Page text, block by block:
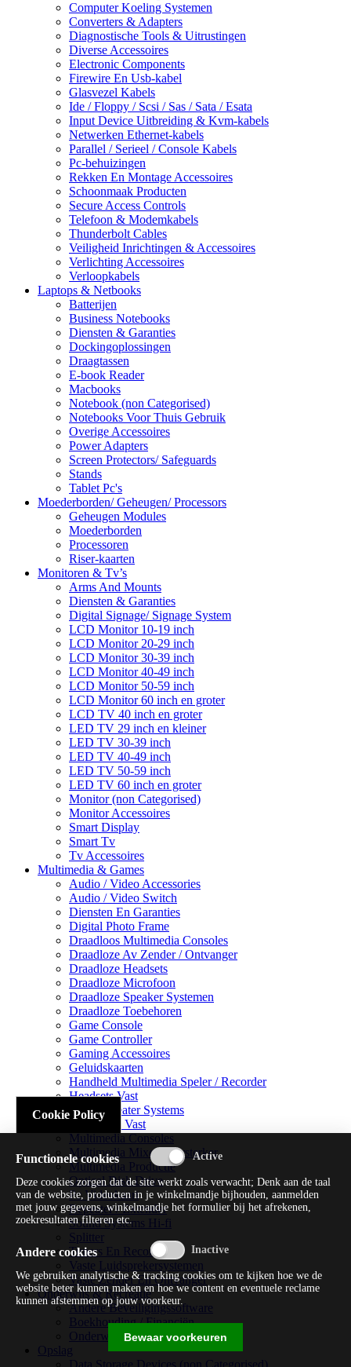
Computer Koeling Systemen
Converters & Adapters
Diagnostische Tools & Uitrustingen
Diverse Accessoires
Electronic Components
Firewire En Usb-kabel
Glasvezel Kabels
Ide / Floppy / Scsi / Sas / Sata / Esata
Input Device Uitbreiding & Kvm-kabels
Netwerken Ethernet-kabels
Parallel / Serieel / Console Kabels
Pc-behuizingen
Rekken En Montage Accessoires
Schoonmaak Producten
Secure Access Controls
Telefoon & Modemkabels
Thunderbolt Cables
Veiligheid Inrichtingen & Accessoires
Verlichting Accessoires
Verloopkabels
Laptops & Netbooks
Batterijen
Business Notebooks
Diensten & Garanties
Dockingoplossingen
Draagtassen
E-book Reader
Macbooks
Notebook (non Categorised)
Notebooks Voor Thuis Gebruik
Overige Accessoires
Power Adapters
Screen Protectors/ Safeguards
Stands
Tablet Pc's
Moederborden/ Geheugen/ Processors
Geheugen Modules
Moederborden
Processoren
Riser-kaarten
Monitoren & Tv’s
Arms And Mounts
Diensten & Garanties
Digital Signage/ Signage System
LCD Monitor 10-19 inch
LCD Monitor 20-29 inch
LCD Monitor 30-39 inch
LCD Monitor 40-49 inch
LCD Monitor 50-59 inch
LCD Monitor 60 inch en groter
LCD TV 40 inch en groter
LED TV 29 inch en kleiner
LED TV 30-39 inch
LED TV 40-49 inch
LED TV 50-59 inch
LED TV 60 inch en groter
Monitor (non Categorised)
Monitor Accessoires
Smart Display
Smart Tv
Tv Accessoires
Multimedia & Games
Audio / Video Accessories
Audio / Video Switch
Diensten En Garanties
Digital Photo Frame
Draadloos Multimedia Consoles
Draadloze Av Zender / Ontvanger
Draadloze Headsets
Draadloze Microfoon
Draadloze Speaker Systemen
Draadloze Toebehoren
Game Console
Game Controller
Gaming Accessoires
Geluidskaarten
Handheld Multimedia Speler / Recorder
Headsets Vast
Home Theater Systems
Microfoon Vast
Multimedia Consoles
Multimedia Mixer / Versterker
Multimedia Productie
Optical Disk Drive
Pc Videokaart
Repeater / Extender
Sound Systems Hi-fi
Splitter
Tuners En Recorders
Vaste Luidsprekersystemen
Vaste Zender En Ontvanger
Onderwijs & Recreatie
Andere Beveiligingssoftware
Boekhouding / Financiën
Onderwijs En Wetenschappelijk
Opslag
Cookie Policy
Functionele cookies
Deze cookies zorgen dat de site werkt zoals verwacht; Denk aan de taal
van de website, producten in je winkelmandje bijhouden, aanmelden
met jouw gegevens, winkelmandje het formulier bij het afrekenen,
zoekresultaten filteren etc.
Andere cookies
We gebruiken analytische & tracking cookies om te kijken hoe we de
website beter kunnen maken en hoe we content en eventuele reclame
kunnen afstemmen op jouw voorkeur.
Bewaar voorkeuren